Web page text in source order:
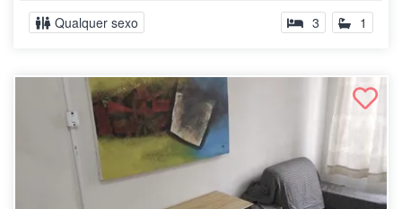
Qualquer sexo 3 1